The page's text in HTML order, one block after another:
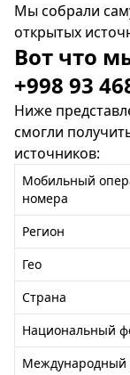
Мы собрали
открытых
Вот что
+998 93
Ниже
смогли
источников:
Мобильный
номера
Регион
Гео
Страна
Национальный
Международный